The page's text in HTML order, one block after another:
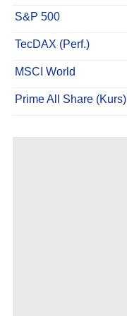
S&P 500
TecDAX (Perf.)
MSCI World
Prime All Share (Kurs)